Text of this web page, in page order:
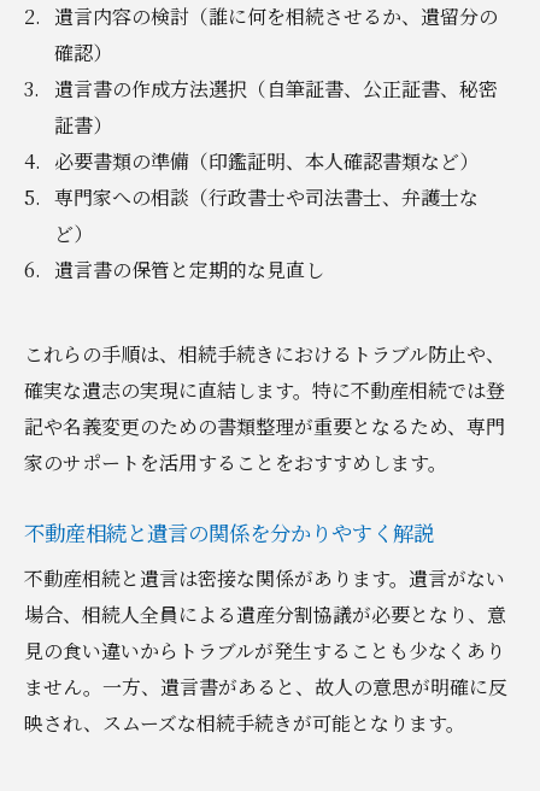
遺言内容の検討（誰に何を相続させるか、遺留分の
確認）
遺言書の作成方法選択（自筆証書、公正証書、秘密
証書）
必要書類の準備（印鑑証明、本人確認書類など）
専門家への相談（行政書士や司法書士、弁護士な
ど）
遺言書の保管と定期的な見直し
これらの手順は、相続手続きにおけるトラブル防止や、
確実な遺志の実現に直結します。特に不動産相続では登
記や名義変更のための書類整理が重要となるため、専門
家のサポートを活用することをおすすめします。
不動産相続と遺言の関係を分かりやすく解説
不動産相続と遺言は密接な関係があります。遺言がない
場合、相続人全員による遺産分割協議が必要となり、意
見の食い違いからトラブルが発生することも少なくあり
ません。一方、遺言書があると、故人の意思が明確に反
映され、スムーズな相続手続きが可能となります。